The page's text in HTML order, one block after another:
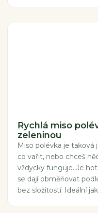
Rychlá miso
zeleninou
Miso polévka je taková
co vařit, nebo chceš
vždycky funguje. Je
se dají obměňovat
bez složitostí. Ideální